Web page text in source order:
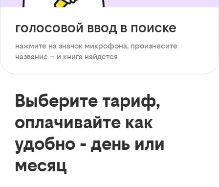
голосовой ввод в поиске
нажмите на значок микрофона, произнесите
название – и книга найдется
Выберите тариф,
оплачивайте как
удобно - день или
месяц